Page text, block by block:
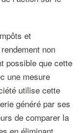
et
non
possible que cette
une mesure
utilise cette
généré par ses
de comparer la